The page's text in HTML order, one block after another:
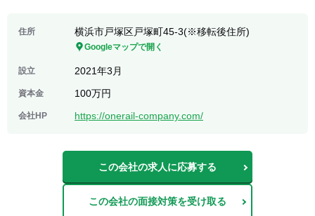
住所 横浜市戸塚区戸塚町45-3(※移転後住所)
Googleマップで開く
設立 2021年3月
資本金 100万円
会社HP https://onerail-company.com/
この会社の求人に応募する
この会社の面接対策を受け取る